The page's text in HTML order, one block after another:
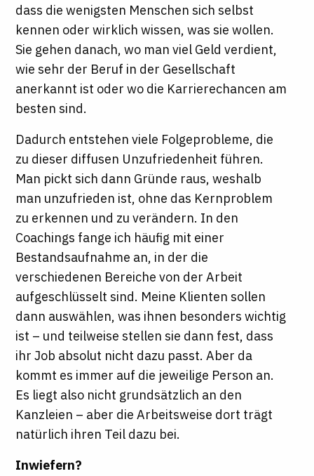
dass die wenigsten Menschen sich selbst
kennen oder wirklich wissen, was sie wollen.
Sie gehen danach, wo man viel Geld verdient,
wie sehr der Beruf in der Gesellschaft
anerkannt ist oder wo die Karrierechancen am
besten sind.
Dadurch entstehen viele Folgeprobleme, die
zu dieser diffusen Unzufriedenheit führen.
Man pickt sich dann Gründe raus, weshalb
man unzufrieden ist, ohne das Kernproblem
zu erkennen und zu verändern. In den
Coachings fange ich häufig mit einer
Bestandsaufnahme an, in der die
verschiedenen Bereiche von der Arbeit
aufgeschlüsselt sind. Meine Klienten sollen
dann auswählen, was ihnen besonders wichtig
ist – und teilweise stellen sie dann fest, dass
ihr Job absolut nicht dazu passt. Aber da
kommt es immer auf die jeweilige Person an.
Es liegt also nicht grundsätzlich an den
Kanzleien – aber die Arbeitsweise dort trägt
natürlich ihren Teil dazu bei.
Inwiefern?